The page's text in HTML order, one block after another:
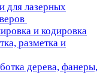
для лазерных
и кодировка
разметка и
дерева, фанеры,